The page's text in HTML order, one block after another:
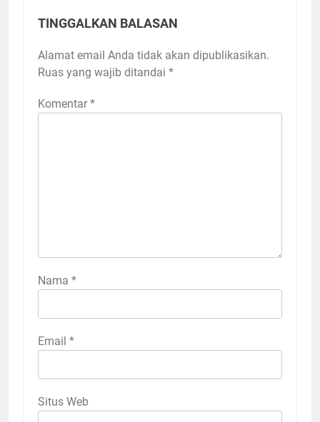
TINGGALKAN BALASAN
Alamat email Anda tidak akan dipublikasikan.
Ruas yang wajib ditandai *
Komentar *
Nama *
Email *
Situs Web